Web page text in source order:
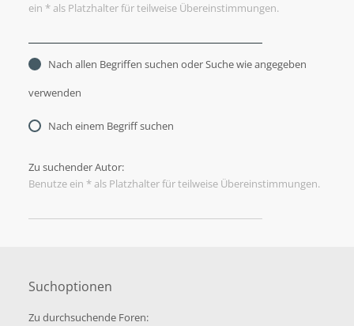
ein * als Platzhalter für teilweise Übereinstimmungen.
Nach allen Begriffen suchen oder Suche wie angegeben
verwenden
Nach einem Begriff suchen
Zu suchender Autor:
Benutze ein * als Platzhalter für teilweise Übereinstimmungen.
Suchoptionen
Zu durchsuchende Foren: